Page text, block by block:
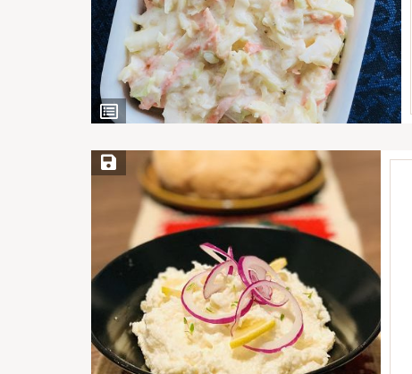
View
Ingredients
Save Recipe